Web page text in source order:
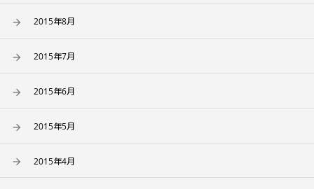
2015年8月
2015年7月
2015年6月
2015年5月
2015年4月